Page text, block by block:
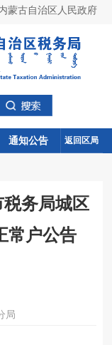
蒙古自治区人民政府
通知公告
通知公告 返回区局
税务局城区
常户公告
局